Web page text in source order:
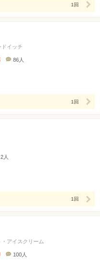
1回
ドイッチ
数
86人
1回
2人
1回
アイスクリーム
100人